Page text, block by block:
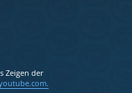
Zeigen der